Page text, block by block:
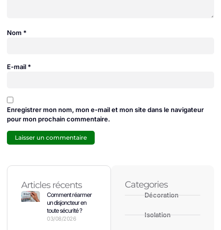
Nom *
E-mail *
Enregistrer mon nom, mon e-mail et mon site dans le navigateur
pour mon prochain commentaire.
Articles récents
Comment réarmer
un disjoncteur en
toute sécurité ?
03/08/2026
Categories
Décoration
Isolation